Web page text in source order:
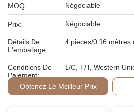
MOQ: Négociable
Prix: Négociable
Détails De
L'emballage:
4 pieces/0.96 mètres
Conditions De
Paiement:
L/C, T/T, Western
Obtenez Le Meilleur Prix